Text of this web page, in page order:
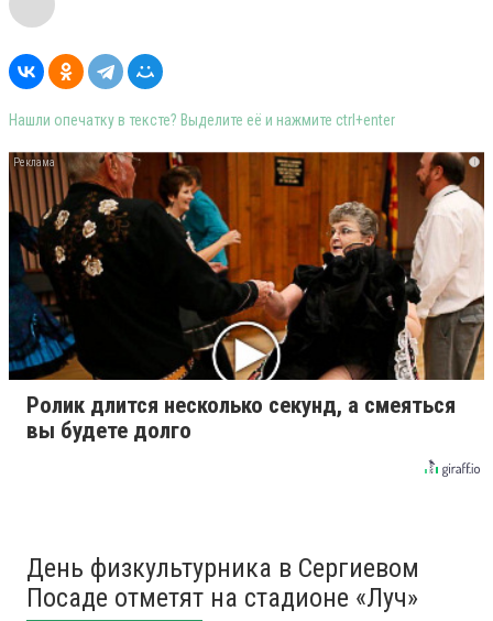
Нашли опечатку в тексте? Выделите её и нажмите ctrl+enter
i
Ролик длится несколько секунд, а смеяться
вы будете долго
День физкультурника в Сергиевом
Посаде отметят на стадионе «Луч»